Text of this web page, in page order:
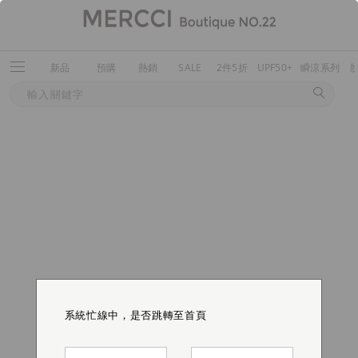
新品 預購 熱銷 SALE 2件5折 UPF50+ 瞬涼系列
系統忙線中，是否跳轉至首頁
系統忙線中，是否跳轉至首頁
系統忙線中，是否跳轉至首頁
系統忙線中，是否跳轉至首頁
系統忙線中，是否跳轉至首頁